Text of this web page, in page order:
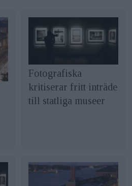
Fotografiska
kritiserar fritt inträde
till statliga museer